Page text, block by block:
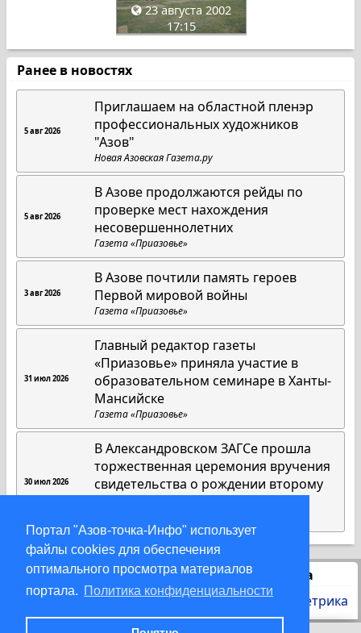
Портал "Азов-точка-Инфо" использует
файлы cookies для обеспечения
оптимального просмотра материалов
портала. Политика конфиденциальности
23 августа 2002
17:15
Ранее в новостях
5 авг 2026
Приглашаем на областной пленэр
профессиональных художников
"Азов"
Новая Азовская Газета.ру
5 авг 2026
В Азове продолжаются рейды по
проверке мест нахождения
несовершеннолетних
Газета «Приазовье»
3 авг 2026
В Азове почтили память героев
Первой мировой войны
Газета «Приазовье»
31 июл 2026
Главный редактор газеты
«Приазовье» приняла участие в
образовательном семинаре в Ханты-
Мансийске
Газета «Приазовье»
30 июл 2026
В Александровском ЗАГСе прошла
торжественная церемония вручения
свидетельства о рождении второму
Статистика